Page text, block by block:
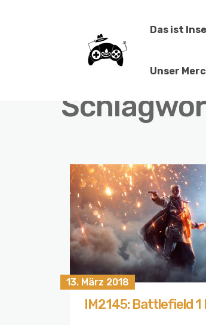
Das ist
Unser
13. März 2018
IM2145: Battlefield 1